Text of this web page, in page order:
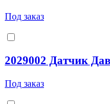
Под заказ
2029002 Датчик
Под заказ